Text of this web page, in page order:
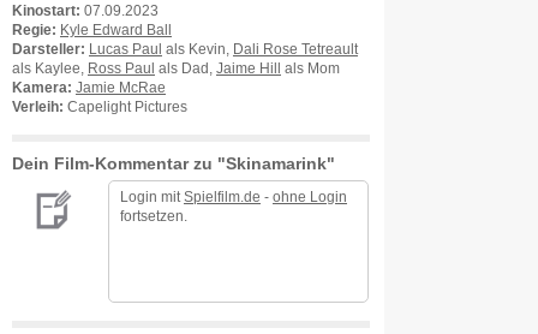
Kinostart: 07.09.2023
Regie: Kyle Edward Ball
Darsteller:
Lucas Paul als Kevin,
Dali Rose Tetreault
als Kaylee,
Ross Paul als Dad, Jaime Hill
als Mom
Kamera: Jamie McRae
Verleih: Capelight Pictures
Dein Film-Kommentar zu "Skinamarink"
Login mit Spielfilm.de - ohne Login
fortsetzen.